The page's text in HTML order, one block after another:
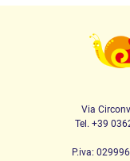
Via
Tel. +39
P.iva: